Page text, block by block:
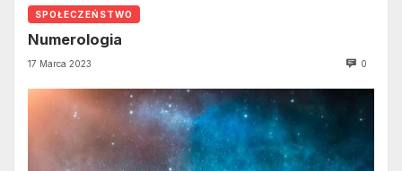
SPOŁECZEŃSTWO
Numerologia
17 Marca 2023 0